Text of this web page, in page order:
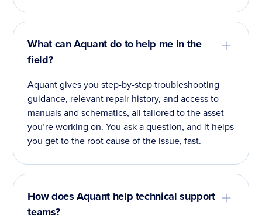
What can Aquant do to help me in the
field?
Aquant gives you step-by-step troubleshooting
guidance, relevant repair history, and access to
manuals and schematics, all tailored to the asset
you’re working on. You ask a question, and it helps
you get to the root cause of the issue, fast.
How does Aquant help technical support
teams?